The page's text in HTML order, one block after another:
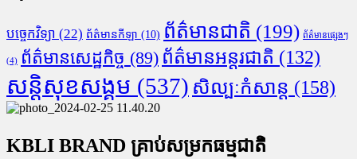
បច្ចេកវិទ្យា (22) ព័ត៌មានកីឡា (10) ព័ត៌មានជាតិ (199) ព័ត៌មានផ្សេងៗ
(4) ព័ត៌មានសេដ្ឋកិច្ច (89) ព័ត៌មានអន្តរជាតិ (132)
សន្តិសុខសង្គម (537) សិល្បៈកំសាន្ត (158)
KBLI BRAND គ្រាប់សម្រកធម្មជាតិ